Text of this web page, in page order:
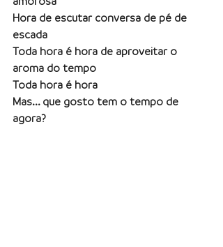
Hora de escutar conversa de pé de
escada
Toda hora é hora de aproveitar o
aroma do tempo
Toda hora é hora
Mas... que gosto tem o tempo de
agora?